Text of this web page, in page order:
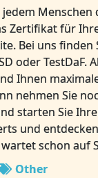
Menschen
Zertifikat für
Bei uns finden
oder TestDaF.
Ihnen
nehmen Sie
starten Sie
und
schon auf
Other